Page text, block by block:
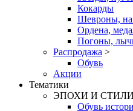
Кокарды
Шевроны,
Ордена,
Погоны,
Распродажа >
Обувь
Акции
Тематики
ЭПОХИ И СТИЛИ
Обувь